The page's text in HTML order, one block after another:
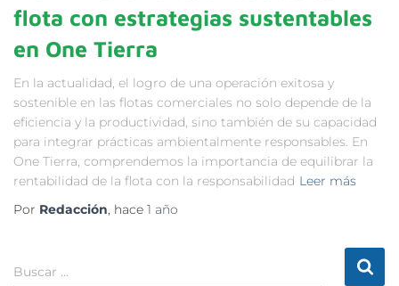
flota con estrategias sustentables
en One Tierra
En la actualidad, el logro de una operación exitosa y
sostenible en las flotas comerciales no solo depende de la
eficiencia y la productividad, sino también de su capacidad
para integrar prácticas ambientalmente responsables. En
One Tierra, comprendemos la importancia de equilibrar la
rentabilidad de la flota con la responsabilidad Leer más
Por Redacción, hace 1 año
Buscar …